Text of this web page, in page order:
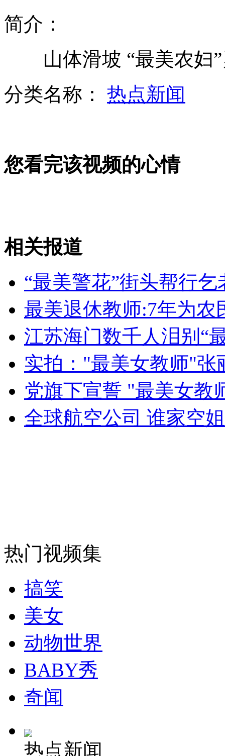
英男子开车回头看美女被罚500元
女孩北京地铁殴打老人 痛下狠手拳打脚踢
无痛分娩是否安全 医生回应
外交部：反对强权政治霸凌主义
外交部：有关国家言论片面不公正
纽约上演“枕头大战”
司机酒驾遇交警 急速倒车逃窜
简介：
山体滑坡 “最美农妇”
分类名称： 热点新闻
您看完该视频的心情
相关报道
“最美警花”街头帮行
最美退休教师:7年为农
江苏海门数千人泪别“
实拍："最美女教师"
党旗下宣誓 "最美女教
全球航空公司 谁家空
热门视频集
搞笑
美女
动物世界
BABY秀
奇闻
热点新闻